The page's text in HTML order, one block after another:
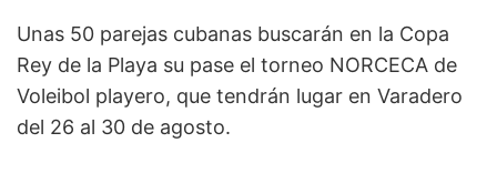
Unas 50 parejas cubanas buscarán en la Copa
Rey de la Playa su pase el torneo NORCECA de
Voleibol playero, que tendrán lugar en Varadero
del 26 al 30 de agosto.